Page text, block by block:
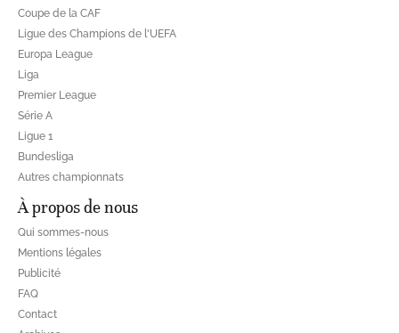
Coupe de la CAF
Ligue des Champions de l'UEFA
Europa League
Liga
Premier League
Série A
Ligue 1
Bundesliga
Autres championnats
À propos de nous
Qui sommes-nous
Mentions légales
Publicité
FAQ
Contact